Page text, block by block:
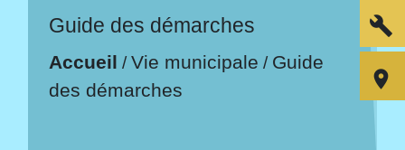
Guide des démarches
Accueil /Vie municipale / Guide
des démarches
build
room